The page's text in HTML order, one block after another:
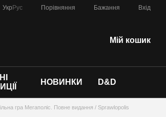
Укр Рус Порівняння Бажання Вхід
Мій кошик
НОВИНКИ D&D
гра Мегаполіс. Повне видання / Sprawlopolis